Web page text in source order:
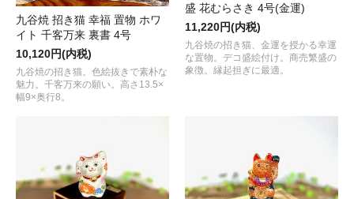
九谷焼 招き猫 幸福 置物 ホワ
イト 千客万来 裏書 4号
10,120円(内税)
九谷焼の招き猫。色絵抜きで素朴な
魅力。千客万来の願い。高さ13.5×
幅9×奥行8。
盛 花むらさき 4号(金運)
11,220円(内税)
九谷焼の招き猫、金運を授かる幸運
な置物。デコ盛絵付け。商売繁盛の
象徴。縁起担ぎに最適。